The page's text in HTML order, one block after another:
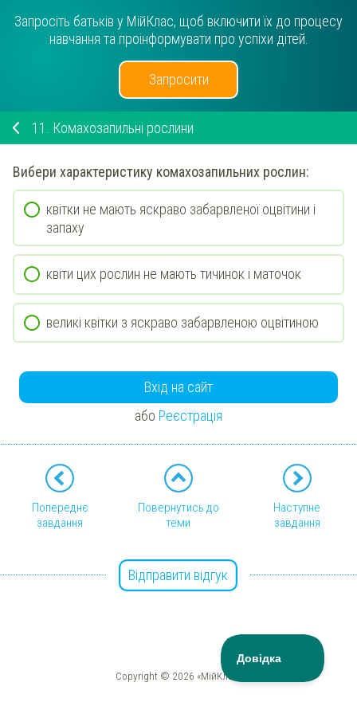
Запросіть батьків у МійКлас, щоб включити їх до процесу
навчання та проінформувати про успіхи дітей.
Запросити
11. Комахозапильні рослини
Вибери характеристику комахозапильних рослин:
квітки не мають яскраво забарвленої оцвітини і
запаху
квіти цих рослин не мають тичинок і маточок
великі квітки з яскраво забарвленою оцвітиною
Вхід на сайт
або Реєстрація
Попереднє
завдання
Повернутись до
теми
Наступне
завдання
Відправити відгук
Copyright © 2026 «МійКлас»